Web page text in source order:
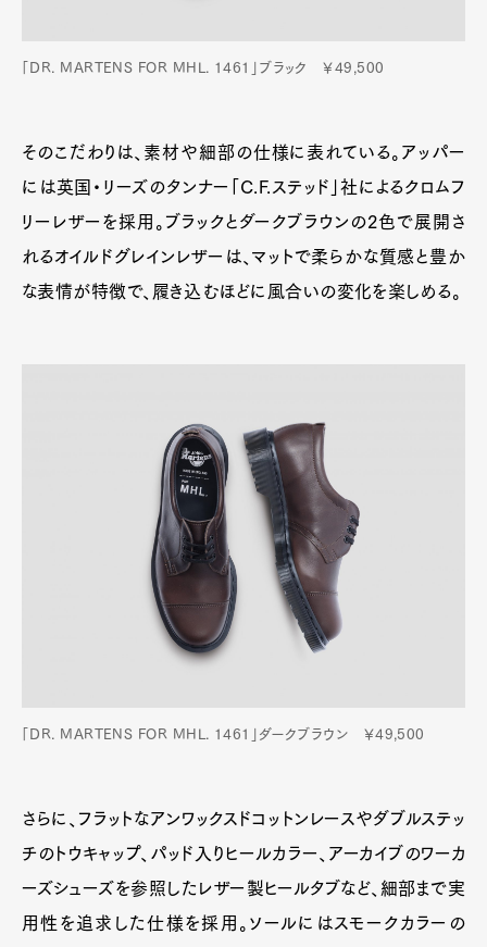
「DR. MARTENS FOR MHL. 1461」ブラック ￥49,500
そのこだわりは、素材や細部の仕様に表れている。アッパー
には英国・リーズのタンナー「C.F.ステッド」社によるクロムフ
リーレザーを採用。ブラックとダークブラウンの2色で展開さ
れるオイルドグレインレザーは、マットで柔らかな質感と豊か
な表情が特徴で、履き込むほどに風合いの変化を楽しめる。
「DR. MARTENS FOR MHL. 1461」ダークブラウン ￥49,500
さらに、フラットなアンワックスドコットンレースやダブルステッ
チのトウキャップ、パッド入りヒールカラー、アーカイブのワーカ
ーズシューズを参照したレザー製ヒールタブなど、細部まで実
用性を追求した仕様を採用。ソールにはスモークカラーの